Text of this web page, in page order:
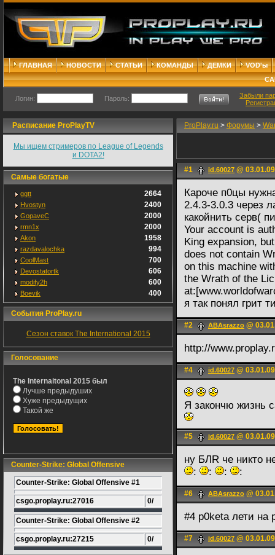
ГЛАВНАЯ НОВОСТИ СТАТЬИ КОМАНДЫ ДЕМКИ
VOD'ы
Логин: Пароль:
Забыли
Расписание ProPlayTV
Мы ищем стримеров по League of Legends
и DOTA2!
Самые богатые
ggtt 2664
Hvostyn 2400
GopaveC 2000
rmn1x 2000
Akon 1958
razdavalochka 994
CoolMast 700
Devostatortk 606
modify2h 600
Boevik 400
События ProPlay.ru
Сезон ставок The International 2015
Голосование
The Internaitonal 2015 был
Лучше предыдуших
Хуже предыдущих
Такой же
Counter-Strike: Global Offensive
Counter-Strike: Global Offensive #1
csgo.proplay.ru:27016 0/
Counter-Strike: Global Offensive #2
csgo.proplay.ru:27215 0/
ProPlay.ru > Форумы >
#1 id.60027 @
Кароче п0цы
2.4.3-3.0.3 через
какойнить серв(
Your account is
King expansion,
does not contain
on this machine
the Wrath of the
я так понял грит
#2 ABAsrazzo @
http://
#4 id.60027 @
Я закончю жизнь
#5 id.60027 @
ну БЛR че никто
:
: : :
#6 ABAsrazzo @
#4 p0keta лети на
#7 id.60027 @